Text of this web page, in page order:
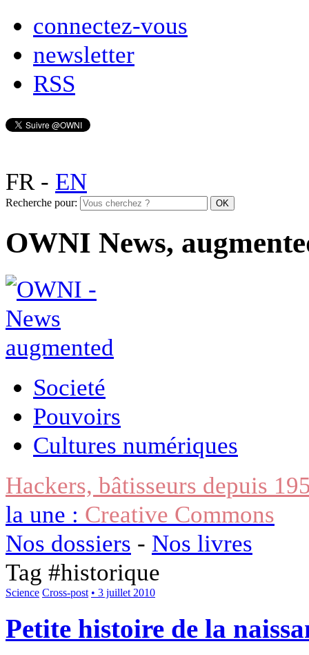
connectez-vous
newsletter
RSS
FR- EN
Recherche pour:
OWNI News,
Societé
Pouvoirs
Cultures numériques
Hackers, bâtisseurs depuis
la une : Creative Commons
Nos dossiers - Nos livres
Tag #historique
Science Cross-post • 3 juillet 2010
Petite histoire de la